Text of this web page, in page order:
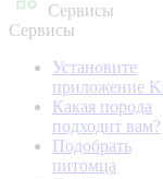
Сервисы
Сервисы
Установите
приложение
Какая порода
подходит вам?
Подобрать
питомца